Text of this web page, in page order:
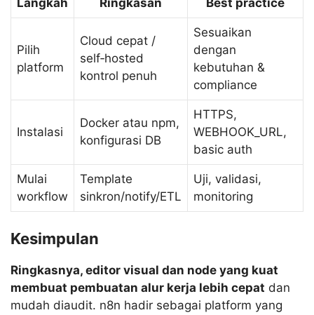
Pilih
platform
Cloud cepat /
self‑hosted
kontrol penuh
Sesuaikan
dengan
kebutuhan &
compliance
Instalasi
Docker atau npm,
konfigurasi DB
HTTPS,
WEBHOOK_URL,
basic auth
Mulai
workflow
Template
sinkron/notify/ETL
Uji, validasi,
monitoring
Kesimpulan
Ringkasnya, editor visual dan node yang kuat
membuat pembuatan alur kerja lebih cepat dan
mudah diaudit. n8n hadir sebagai platform yang